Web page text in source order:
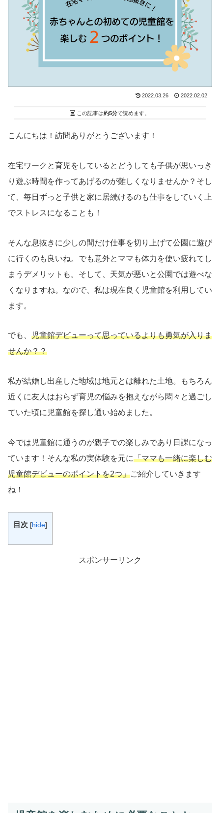
2022.03.26 2022.02.02
この記事は約5分で読めます。
こんにちは！訪問ありがとうございます！
在宅ワークと育児をしているとどうしても子供が思いっき
り遊ぶ時間を作ってあげるのが難しくなりませんか？そし
て、毎日ずっと子供と家に居続けるのも仕事をしていく上
でストレスになることも！
そんな息抜きに少しの間だけ仕事を切り上げて公園に遊び
に行くのも良いね。でも意外とママも体力を使い疲れてし
まうデメリットも。そして、天気が悪いと公園では遊べな
くなりますね。なので、私は現在良く児童館を利用してい
ます。
でも、 児童館デビューって思っているよりも勇気が入りま
せんか？？
私が結婚し出産した地域は地元とは離れた土地。もちろん
近くに友人はおらず育児の悩みを抱えながら悶々と過ごし
ていた頃に児童館を探し通い始めました。
今では児童館に通うのが親子での楽しみであり日課になっ
ています！そんな私の実体験を元に「ママも一緒に楽しむ
児童館デビューのポイントを2つ」ご紹介していきます
ね！
目次 [hide]
スポンサーリンク